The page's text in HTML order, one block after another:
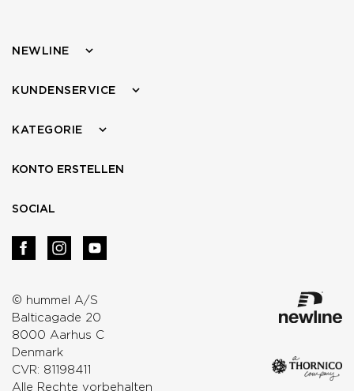
© hummel A/S
Balticagade 20
8000 Aarhus C
Denmark
CVR: 81198411
Alle Rechte vorbehalten
NEWLINE
KUNDENSERVICE
KATEGORIE
KONTO ERSTELLEN
SOCIAL